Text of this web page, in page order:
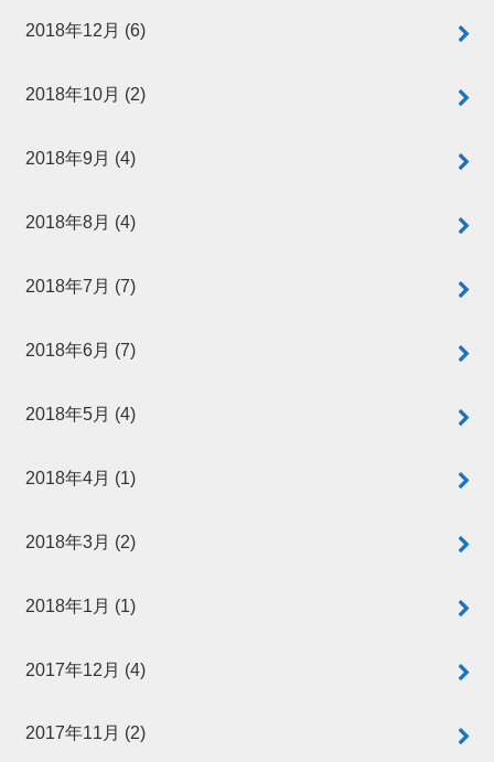
2018年12月 (6)
2018年10月 (2)
2018年9月 (4)
2018年8月 (4)
2018年7月 (7)
2018年6月 (7)
2018年5月 (4)
2018年4月 (1)
2018年3月 (2)
2018年1月 (1)
2017年12月 (4)
2017年11月 (2)